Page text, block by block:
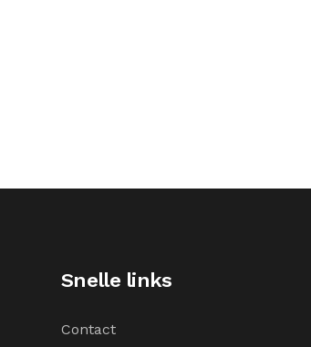
Snelle links
Contact